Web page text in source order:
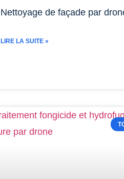
Nettoyage de façade par
LIRE LA SUITE »